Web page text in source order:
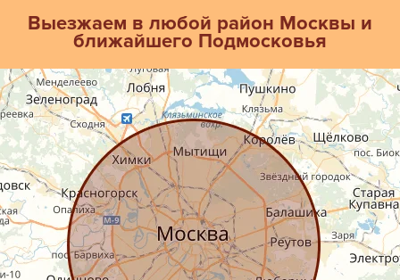
Выезжаем в любой район Москвы и
ближайшего Подмосковья